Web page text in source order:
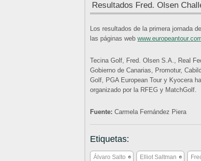
Resultados Fred. Olsen
Los resultados de la primera jornada del
las páginas web
Tecina Golf, Fred. Olsen S.A., Real
Gobierno de Canarias, Promotur,
Golf, PGA European Tour y Kyocera
organizado por la RFEG y MatchGolf.
Fuente: Carmela Fernández Piera
Etiquetas:
Álvaro Salto Elliot Saltman